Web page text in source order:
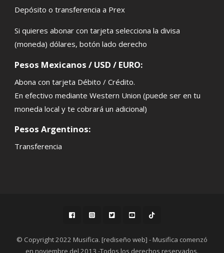
Depósito o transferencia a Prex
Si quieres abonar con tarjeta selecciona la divisa
(moneda) dólares, botón lado derecho
Pesos Mexicanos / USD / EURO:
Abona con tarjeta Débito / Crédito.
En efectivo mediante Western Union (puede ser en tu
moneda local y te cobrará un adicional)
Pesos Argentinos:
Transferencia
© Copyright 2022 Musifica. [rediseño web] - Musifica comenzó